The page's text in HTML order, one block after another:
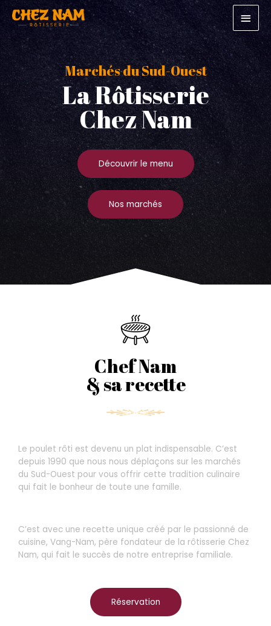
Marchés du Sud-Ouest
La Rôtisserie
Chez Nam
Découvrir le menu
Nos marchés
Chef Nam
& sa recette
Le poulet rôti est devenu un plat indispensable. C’est
depuis 1990 que nous nous déplaçons sur les marchés
du Sud-Ouest pour vous offrir cette tradition culinaire
qui fait le bonheur de toute une famille.
C’est avec une recette unique créé par le passionné de
cuisine, Vang-Nam, père fondateur de la rôtisserie Chez
Nam, qui fait le succès de notre entreprise familiale.
Réservation